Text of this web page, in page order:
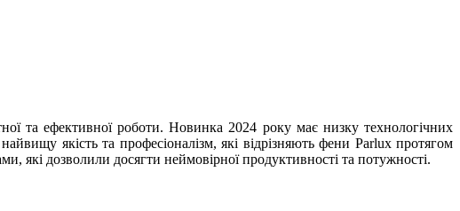
та ефективної роботи. Новинка 2024 року має низку технологічних
якість та професіоналізм, які відрізняють фени Parlux протягом
які дозволили досягти неймовірної продуктивності та потужності.